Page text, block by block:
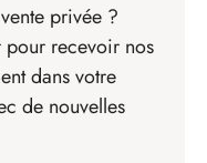
privée ?
pour recevoir nos
dans votre
de nouvelles